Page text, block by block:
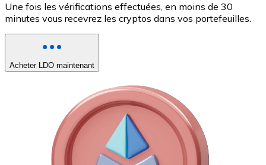
Une fois les vérifications effectuées, en moins de 30
minutes vous recevrez les cryptos dans vos portefeuilles.
Acheter LDO maintenant